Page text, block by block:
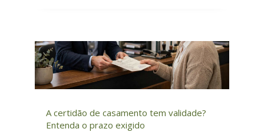
A certidão de casamento tem validade?
Entenda o prazo exigido